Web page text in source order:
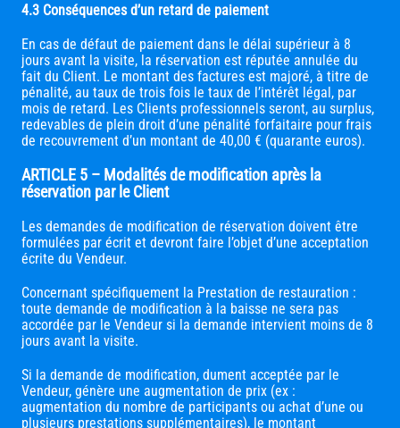
4.3 Conséquences d’un retard de paiement
En cas de défaut de paiement dans le délai supérieur à 8
jours avant la visite, la réservation est réputée annulée du
fait du Client. Le montant des factures est majoré, à titre de
pénalité, au taux de trois fois le taux de l’intérêt légal, par
mois de retard. Les Clients professionnels seront, au surplus,
redevables de plein droit d’une pénalité forfaitaire pour frais
de recouvrement d’un montant de 40,00 € (quarante euros).
ARTICLE 5 – Modalités de modification après la
réservation par le Client
Les demandes de modification de réservation doivent être
formulées par écrit et devront faire l’objet d’une acceptation
écrite du Vendeur.
Concernant spécifiquement la Prestation de restauration :
toute demande de modification à la baisse ne sera pas
accordée par le Vendeur si la demande intervient moins de 8
jours avant la visite.
Si la demande de modification, dument acceptée par le
Vendeur, génère une augmentation de prix (ex :
augmentation du nombre de participants ou achat d’une ou
plusieurs prestations supplémentaires), le montant